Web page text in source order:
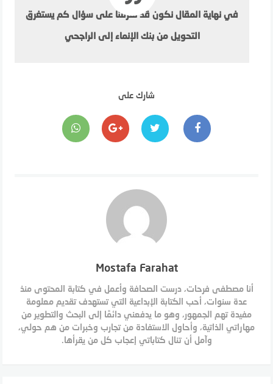
في نهاية المقال نكون قد تعرفنا على سؤال كم يستغرق
التحويل من بنك الإنماء إلى الراجحي
شارك على
Mostafa Farahat
أنا مصطفى فرحات، درست الصحافة وأعمل في كتابة المحتوى منذ
عدة سنوات، أحب الكتابة الإبداعية التي تستهدف تقديم معلومة
مفيدة تهم الجمهور، وهو ما يدفعني دائمًا إلى البحث والتطوير من
مهاراتي الذاتية، وأحاول الاستفادة من تجارب وخبرات من هم حولي،
وآمل أن تنال كتاباتي إعجاب كل من يقرأها.